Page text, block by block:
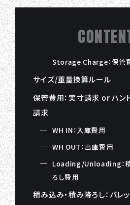
Storage Charge：保管
サイズ/重量換算ルール
保管費用：実寸請求 or ハン
請求
WH IN：入庫費用
WH OUT：出庫費用
Loading/Unloading：
ろし費用
積み込み・積み降ろし：パレ